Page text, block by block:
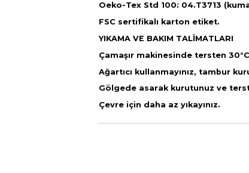
Oeko-Tex Std 100: 04.T3713
FSC sertifikalı karton etiket.
YIKAMA VE BAKIM TALİMATLARI
Çamaşır makinesinde tersten
Ağartıcı kullanmayınız, tambur
Gölgede asarak kurutunuz ve
Çevre için daha az yıkayınız.